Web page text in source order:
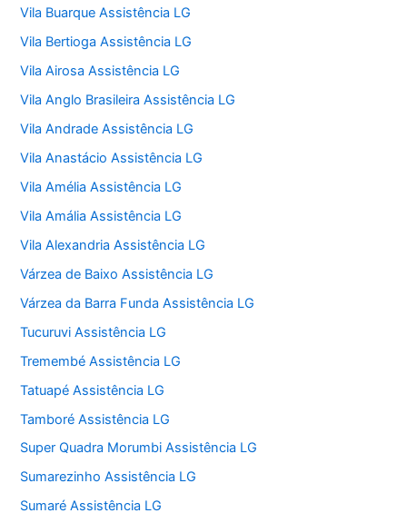
Vila Buarque Assistência LG
Vila Bertioga Assistência LG
Vila Airosa Assistência LG
Vila Anglo Brasileira Assistência LG
Vila Andrade Assistência LG
Vila Anastácio Assistência LG
Vila Amélia Assistência LG
Vila Amália Assistência LG
Vila Alexandria Assistência LG
Várzea de Baixo Assistência LG
Várzea da Barra Funda Assistência LG
Tucuruvi Assistência LG
Tremembé Assistência LG
Tatuapé Assistência LG
Tamboré Assistência LG
Super Quadra Morumbi Assistência LG
Sumarezinho Assistência LG
Sumaré Assistência LG